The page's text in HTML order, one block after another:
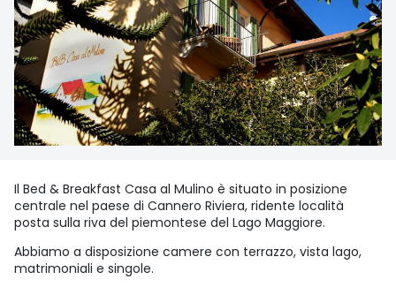
Il Bed & Breakfast Casa al Mulino è situato in posizione
centrale nel paese di Cannero Riviera, ridente località
posta sulla riva del piemontese del Lago Maggiore.
Abbiamo a disposizione camere con terrazzo, vista lago,
matrimoniali e singole.